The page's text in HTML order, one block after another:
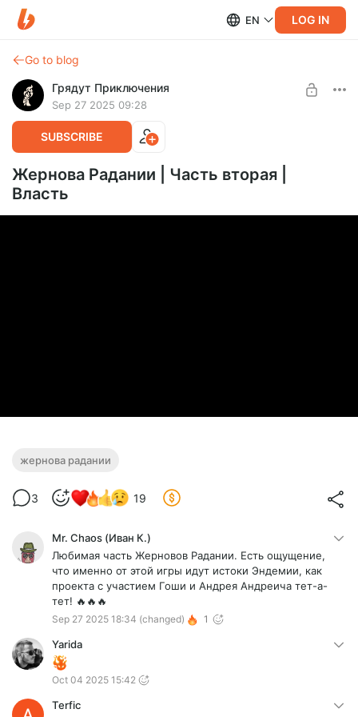
EN LOG IN
Go to blog
Грядут Приключения
Sep 27 2025 09:28
SUBSCRIBE
Жернова Радании | Часть вторая |
Власть
жернова радании
3 19
Mr. Chaos (Иван К.)
Любимая часть Жерновов Радании. Есть ощущение,
что именно от этой игры идут истоки Эндемии, как
проекта с участием Гоши и Андрея Андреича тет-а-
тет! 🔥🔥🔥
Sep 27 2025 18:34 (changed) 1
Yarida
Oct 04 2025 15:42
Terfic